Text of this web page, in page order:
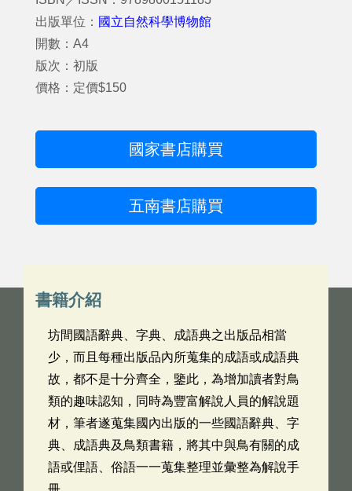
出版單位： 國立自然科學博物館
開數：A4
版次：初版
價格：定價$150
國家書店購買
五南書店購買
書籍介紹
坊間國語辭典、字典、成語典之出版品相當
少，而且每種出版品內所蒐集的成語或成語典
故，都不是十分齊全，鑒此，為增加讀者對鳥
類的趣味認知，同時為豐富解說人員的解說題
材，筆者遂蒐集國內出版的一些國語辭典、字
典、成語典及鳥類書籍，將其中與鳥有關的成
語或俚語、俗語一一蒐集整理並彙整為解說手